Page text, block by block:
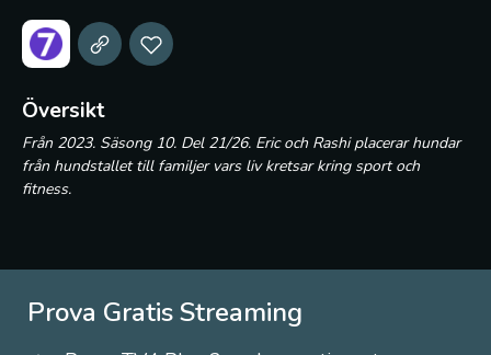
Översikt
Från 2023. Säsong 10. Del 21/26. Eric och Rashi placerar hundar
från hundstallet till familjer vars liv kretsar kring sport och
fitness.
Prova Gratis Streaming